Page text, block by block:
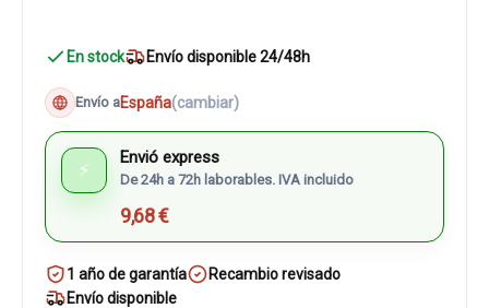
En stock Envío disponible 24/48h
Envío aEspaña(cambiar)
⚡
Envió express
De 24h a 72h laborables. IVA incluido
9,68 €
1 año de garantía
Recambio revisado
Envío disponible